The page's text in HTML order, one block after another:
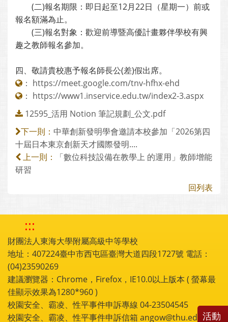
(二)報名期限：即日起至12月22日（星期一）前或
報名額滿為止。
(三)報名對象：歡迎前導暨高優計畫夥伴學校有興
趣之教師報名參加。
四、敬請貴校惠予報名師長公(差)假出席。
： https://meet.google.com/tnv-hfhx-ehd
： https://www1.inservice.edu.tw/index2-3.aspx
12595_活用 Notion 筆記規劃_公文.pdf
下一則： 中華創新發明學會邀請本校參加「2026第四
十屆日本東京創新天才國際發明....
上一則：
「數位科技設備在教學上 的運用」教師增能
研習
回列表
:::
財團法人東海大學附屬高級中等學校
地址：407224臺中市西屯區臺灣大道四段1727號 電話：
(04)23590269
建議瀏覽器：Chrome，Firefox，IE10.0以上版本 ( 螢幕最
佳顯示效果為1280*960 )
校園安全、霸凌、性平事件申訴專線 04-23504545
校園安全、霸凌、性平事件申訴信箱 angow@thu.edu.tw
活動